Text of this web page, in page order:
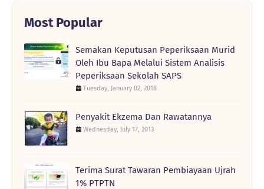
Most Popular
Semakan Keputusan Peperiksaan Murid
Oleh Ibu Bapa Melalui Sistem Analisis
Peperiksaan Sekolah SAPS
Tuesday, January 02, 2018
Penyakit Ekzema Dan Rawatannya
Wednesday, July 17, 2013
Terima Surat Tawaran Pembiayaan Ujrah
1% PTPTN